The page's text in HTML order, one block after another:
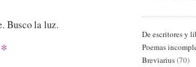
Busco la luz.
*
De escritores y
Poemas
Breviarius(70)